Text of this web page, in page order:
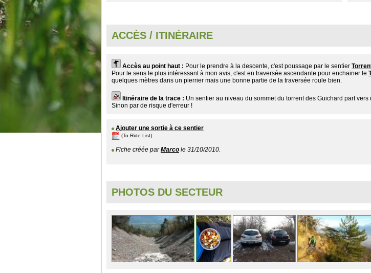
ACCÈS / ITINÉRAIRE
Accès au point haut : Pour le prendre à la descente, c'est poussage par le sentier
Pour le sens le plus intéressant à mon avis, c'est en traversée ascendante pour enchainer le
quelques mètres dans un pierrier mais une bonne partie de la traversée roule bien.
Itinéraire de la trace : Un sentier au niveau du sommet du torrent des Guichard part
Sinon par de risque d'erreur !
Ajouter une sortie à ce sentier
(To Ride List)
Fiche créée parMarco le 31/10/2010.
PHOTOS DU SECTEUR